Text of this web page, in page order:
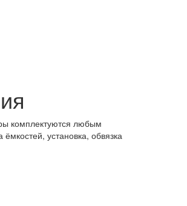
комплектуются любым
установка, обвязка